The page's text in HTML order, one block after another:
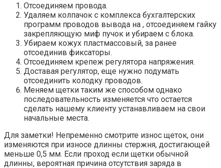
Отсоединяем провода.
Удаляем колпачок с комплекса бухгалтерских
программ проводов вывода на , отсоединяем гайку
закрепляющую миф пучок и убираем с блока.
Убираем кожух пластмассовый, за ранее
отсоединив фиксаторы.
Отсоединяем крепеж регулятора напряжения.
Доставая регулятор, еще нужно подумать
отсоединить колодку проводов.
Меняем щетки таким же способом однако
последовательность изменяется что остается
сделать нашему клиенту устанавливаем на свои
начальные места.
Для заметки! Непременно смотрите износ щеток, они
изменяются при износе длинны стержня, достигающей
меньше 0,5 мм. Если проход если щетки обычной
длинны, вероятная причина отсутствия заряда в